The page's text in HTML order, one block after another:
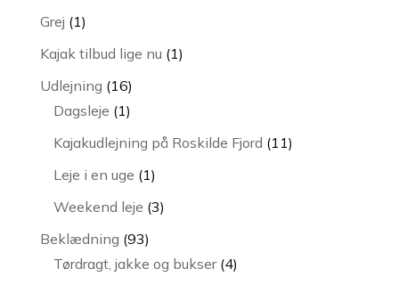
Grej 11
vare
Kajak tilbud lige nu 11
Udlejning 1616
varer
Dagsleje 11
vare
Kajakudlejning på Roskilde Fjord 1111
Leje i en uge 11
vare
Weekend leje 33
Beklædning 9393
varer
Tørdragt, jakke og bukser 44